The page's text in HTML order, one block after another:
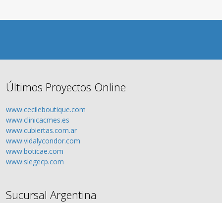
Últimos Proyectos Online
www.cecileboutique.com
www.clinicacmes.es
www.cubiertas.com.ar
www.vidalycondor.com
www.boticae.com
www.siegecp.com
Sucursal Argentina